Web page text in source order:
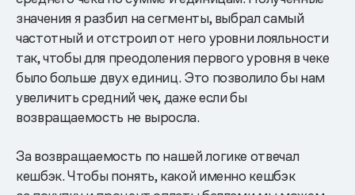
значения я разбил на сегменты, выбрал самый
частотный и отстроил от него уровни лояльности
так, чтобы для преодоления первого уровня в чеке
было больше двух единиц. Это позволило бы нам
увеличить средний чек, даже если бы
возвращаемость не выросла.
За возвращаемость по нашей логике отвечал
кешбэк. Чтобы понять, какой именно кешбэк